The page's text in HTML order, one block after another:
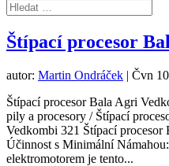
Štípací procesor
autor: Martin Ondráček | Čvn
Štípací procesor Bala Agri
pily a procesory / Štípací
Vedkombi 321 Štípací
Účinnost s Minimální
elektromotorem je tento...